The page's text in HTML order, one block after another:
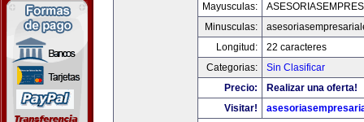
Mayusculas:
Minusculas:
Longitud:
22 caracteres
Categorias:
Sin Clasificar
Precio:
Realizar una oferta!
Visitar!